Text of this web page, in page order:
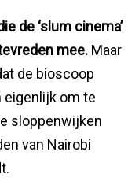
de ‘slum cinema’
mee. Maar
de bioscoop
eigenlijk om te
sloppenwijken
van Nairobi